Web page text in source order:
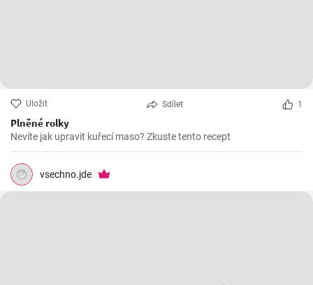
Uložit Sdílet 1
Plněné rolky
Nevíte jak upravit kuřecí maso? Zkuste tento recept
vsechno.jde